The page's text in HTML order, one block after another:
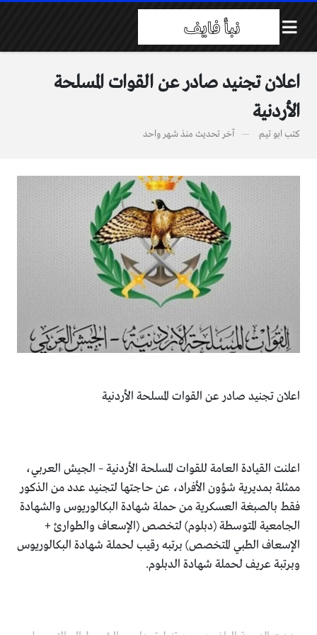
اعلان تجنيد صادر عن القوات المسلحة
الأردنية
كتب ابو تيم آخر تحديث منذ شهر واحد
اعلان تجنيد صادر عن القوات المسلحة الأردنية
اعلنت القيادة العامة للقوات المسلحة الأردنية – الجيش العربي،
ممثلة بمديرية شؤون الأفراد، عن حاجتها لتجنيد عدد من الذكور
فقط بالصبغة العسكرية من حملة شهادة البكالوريوس والشهادة
الجامعية المتوسطة (دبلوم) لتخصص (الإسعاف والطوارئ +
الإسعاف الطبي المتخصص) برتبه رقيب لحملة شهادة البكالوريوس
وبرتبة عريف لحملة شهادة الدبلوم.